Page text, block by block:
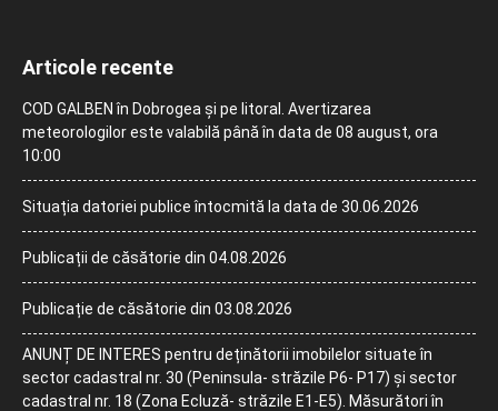
Articole recente
COD GALBEN în Dobrogea și pe litoral. Avertizarea
meteorologilor este valabilă până în data de 08 august, ora
10:00
Situația datoriei publice întocmită la data de 30.06.2026
Publicații de căsătorie din 04.08.2026
Publicație de căsătorie din 03.08.2026
ANUNȚ DE INTERES pentru deținătorii imobilelor situate în
sector cadastral nr. 30 (Peninsula- străzile P6- P17) și sector
cadastral nr. 18 (Zona Ecluză- străzile E1-E5). Măsurători în